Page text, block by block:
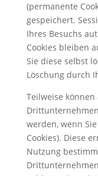
(permanente
gespeichert.
Ihres Besuchs
Cookies bleiben
Sie diese selbst
Löschung durch
Teilweise können
werden, wenn
Cookies). Diese
Nutzung